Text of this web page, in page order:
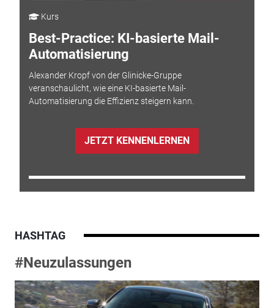
Kurs
Best-Practice: KI-basierte Mail-
Automatisierung
Alexander Kropf von der Glinicke-Gruppe
veranschaulicht, wie eine KI-basierte Mail-
Automatisierung die Effizienz steigern kann.
JETZT KENNENLERNEN
HASHTAG
#Neuzulassungen